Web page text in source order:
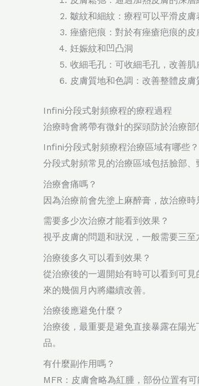
皺紋和細紋：療程可以平滑皮膚
痤瘡疤痕：對於有痤瘡疤痕的
妊娠紋和凹凸洞
收細毛孔：可收細毛孔，改善肌
皮膚質地和色調：改善整體皮膚
Infini分段式射頻療程的療程過程
治療時會將帶有微針的探頭防於治療
Infini分段式射頻療程治療區域有哪些？
分段式射頻常見的治療區域包括臉部
治療會痛嗎？
因為治療前會先塗上麻醉膏，故治療時
需要多少次治療才能看到效果？
視乎皮膚的問題和狀況，一般需要三
治療後多久可以看到效果？
從治療後的一週開始有時可以看到可
來的幾個月內將繼續改善。
治療後應避免什麼？
治療後，最重要是避免直接暴露在陽
品。
有什麼副作用嗎？
MFR：皮膚會略為紅腫，部份位置有